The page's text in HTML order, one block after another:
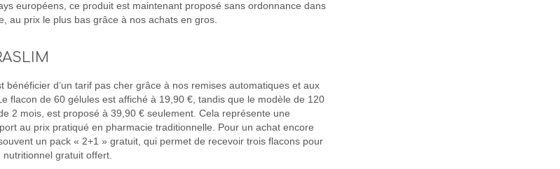
européens, ce produit est maintenant proposé sans ordonnance dans
au prix le plus bas grâce à nos achats en gros.
bénéficier d’un tarif pas cher grâce à nos remises automatiques et aux
flacon de 60 gélules est affiché à 19,90 €, tandis que le modèle de 120
2 mois, est proposé à 39,90 € seulement. Cela représente une
au prix pratiqué en pharmacie traditionnelle. Pour un achat encore
un pack « 2+1 » gratuit, qui permet de recevoir trois flacons pour
nutritionnel gratuit offert.